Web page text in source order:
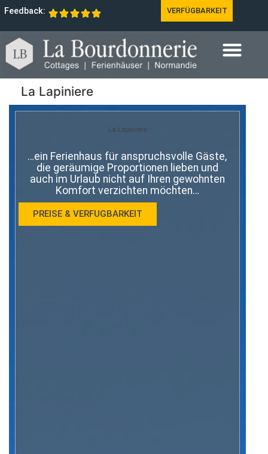
Feedback: VERFÜGBARKEIT
La Lapiniere
La Lapiniere
…ein Ferienhaus für anspruchsvolle Gäste,
die geräumige Proportionen lieben und
auch im Urlaub nicht auf Ihren gewohnten
Komfort verzichten möchten…
PREISE & VERFUGBARKEIT